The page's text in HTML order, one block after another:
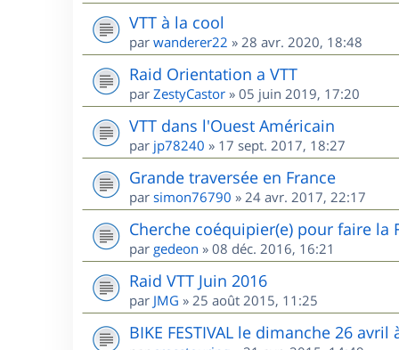
VTT à la cool
par wanderer22 » 28 avr. 2020, 18:48
Raid Orientation a VTT
par ZestyCastor » 05 juin 2019, 17:20
VTT dans l'Ouest Américain
par jp78240 » 17 sept. 2017, 18:27
Grande traversée en France
par simon76790 » 24 avr. 2017, 22:17
Cherche coéquipier(e) pour faire la
par gedeon » 08 déc. 2016, 16:21
Raid VTT Juin 2016
par JMG » 25 août 2015, 11:25
BIKE FESTIVAL le dimanche 26 avril